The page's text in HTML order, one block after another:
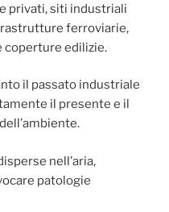
privati, siti industriali
ferroviarie,
coperture edilizie.
il passato industriale
il presente e il
nell’aria,
patologie